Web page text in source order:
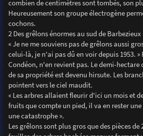
combien de centimètres sont tombés, son
Heureusement son groupe électrogène
cochons.
2 Des grêlons énormes au sud de Barbezieux
« Je ne me souviens pas de grêlons aussi
celui-là, je n'ai pas dû en voir depuis 1953. »
Condéon, n'en revient pas. Le demi-
de sa propriété est devenu hirsute. Les
pointent vers le ciel maudit.
« Les arbres allaient fleurir d'ici un mois et
fruits que compte un pied, il va en rester
une catastrophe ».
Les grêlons sont plus gros que des pièces de